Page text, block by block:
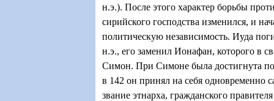
н.э.). После этого характер борьбы
сирийского господства изменился, и
политическую независимость. Иуда
н.э., его заменил Ионафан, которого в
Симон. При Симоне была достигнута
в 142 он принял на себя одновременно
звание этнарха, гражданского